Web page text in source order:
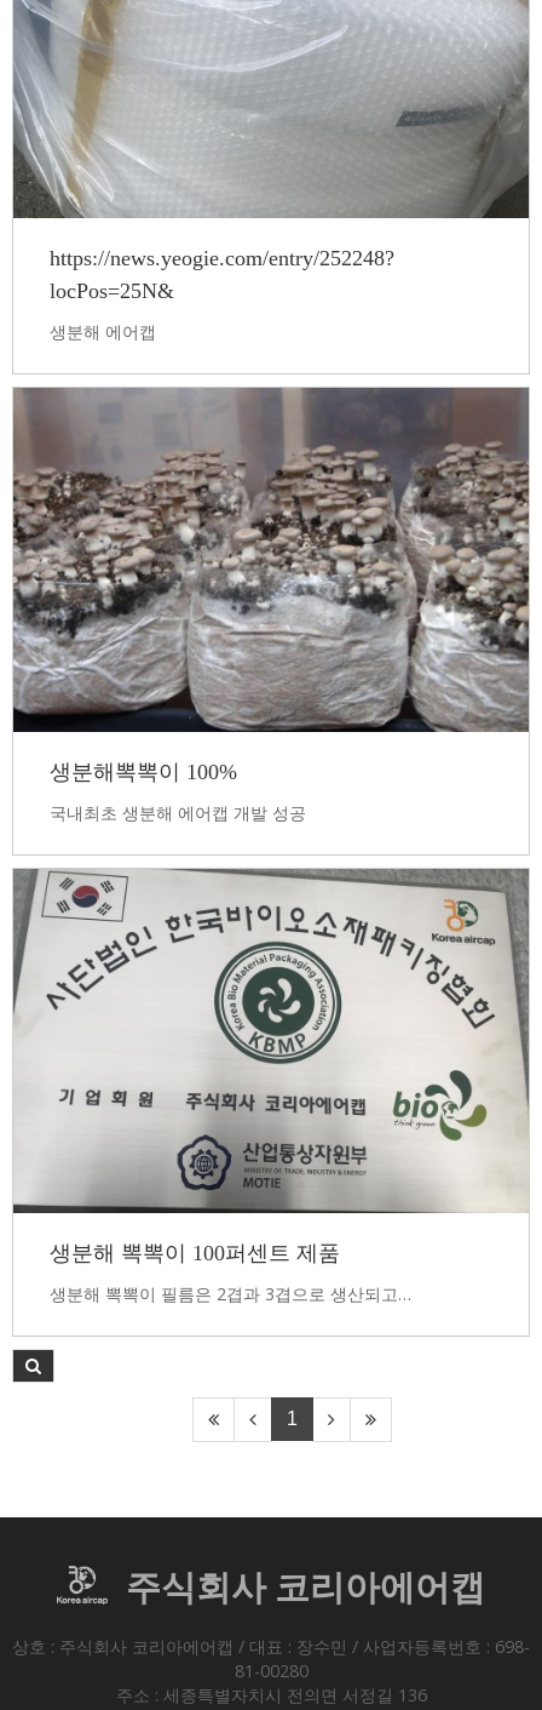
https://news.yeogie.com/entry/252248?
locPos=25N&
생분해 에어캡
생분해뽁뽁이 100%
국내최초 생분해 에어캡 개발 성공
생분해 뽁뽁이 100퍼센트 제품
생분해 뽁뽁이 필름은 2겹과 3겹으로 생산되고…
1
주식회사 코리아에어캡
상호 : 주식회사 코리아에어캡 / 대표 : 장수민 / 사업자등록번호 : 698-
81-00280
주소 : 세종특별자치시 전의면 서정길 136